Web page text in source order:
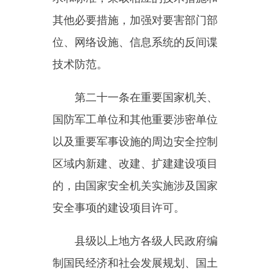
家安全主管部门会同有关部门制
定。
第二十二条国家安全机关根据
有关单位落实反间谍技术防范措
施，对存在隐患的单位，经过严格
的批准手续，可以进行反间谍技术
防范检查和检测。
第三章调查处置
第二十三条国家安全机关在反
间谍工作中依法行使本法和有关法